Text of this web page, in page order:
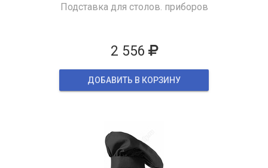
Подставка для столов. приборов
2 556
ДОБАВИТЬ В КОРЗИНУ